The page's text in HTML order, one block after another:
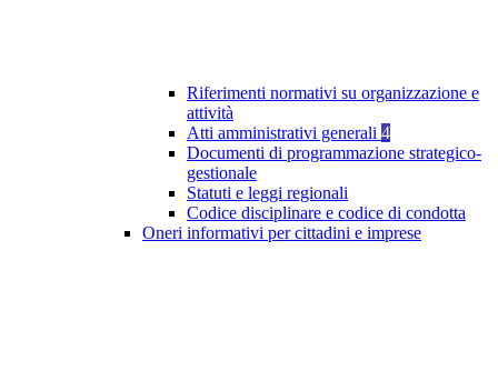
Riferimenti normativi su organizzazione e
attività
Atti amministrativi generali 4
Documenti di programmazione strategico-
gestionale
Statuti e leggi regionali
Codice disciplinare e codice di condotta
Oneri informativi per cittadini e imprese